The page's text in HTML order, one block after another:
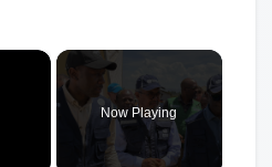
×
Now Playing